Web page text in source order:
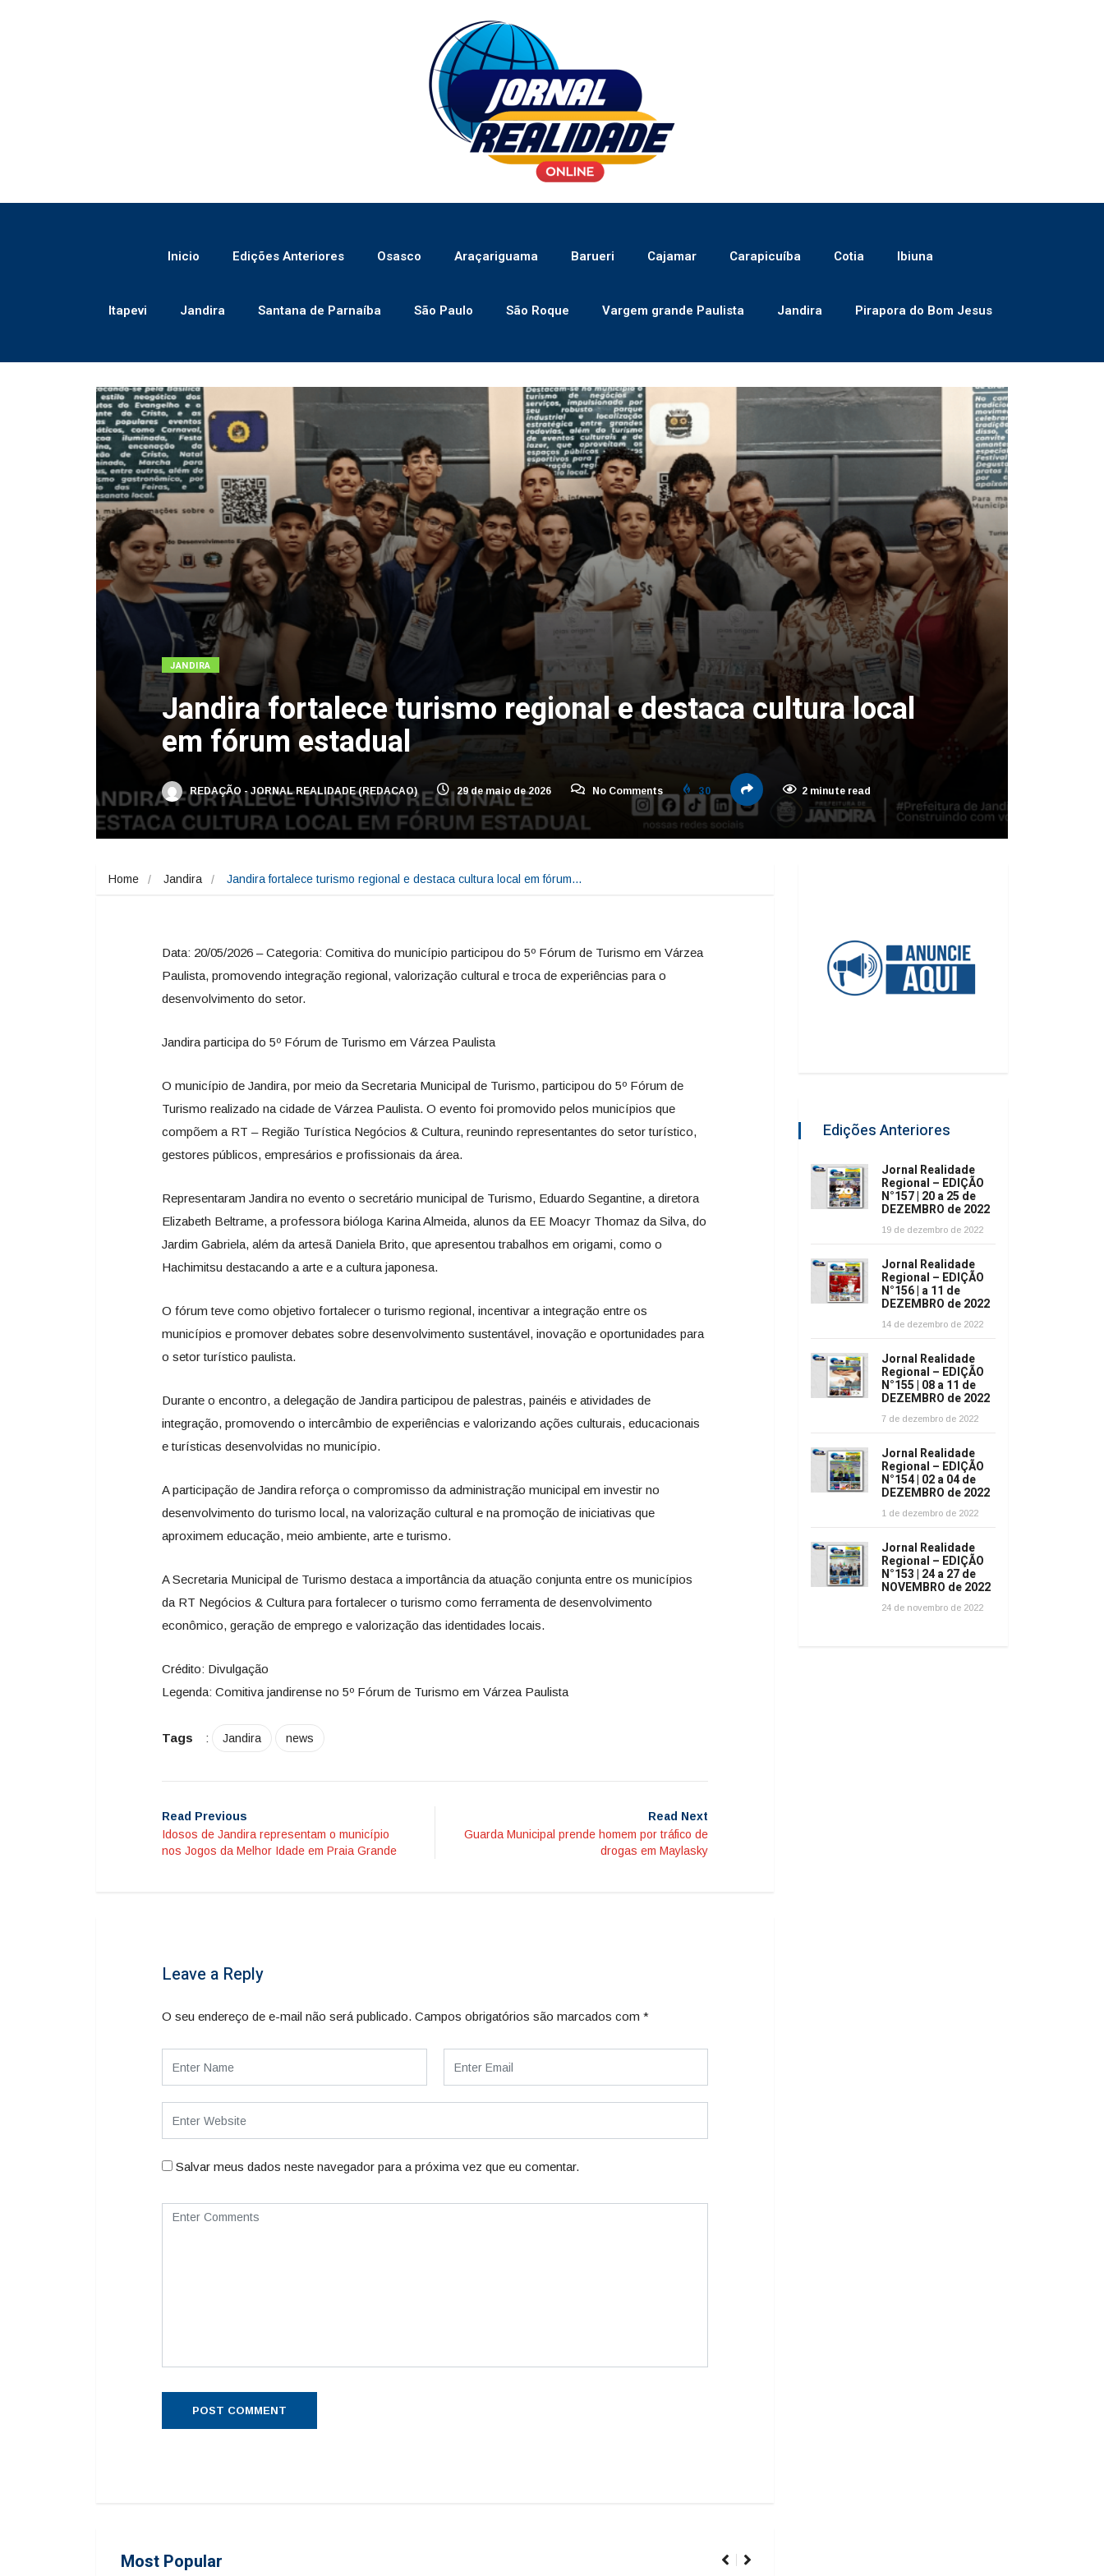
Inicio Edições Anteriores Osasco Araçariguama Barueri Cajamar Carapicuíba Cotia Ibiuna
Itapevi Jandira Santana de Parnaíba São Paulo São Roque Vargem grande Paulista Jandira Pirapora do Bom Jesus
JANDIRA
Jandira fortalece turismo regional e destaca cultura local
em fórum estadual
REDAÇÃO - JORNAL REALIDADE (REDACAO) 29 de maio de 2026 No Comments 30 2 minute read
Home Jandira Jandira fortalece turismo regional e destaca cultura local em fórum…
Data: 20/05/2026 – Categoria: Comitiva do município participou do 5º Fórum de Turismo em Várzea
Paulista, promovendo integração regional, valorização cultural e troca de experiências para o
desenvolvimento do setor.
Jandira participa do 5º Fórum de Turismo em Várzea Paulista
O município de Jandira, por meio da Secretaria Municipal de Turismo, participou do 5º Fórum de
Turismo realizado na cidade de Várzea Paulista. O evento foi promovido pelos municípios que
compõem a RT – Região Turística Negócios & Cultura, reunindo representantes do setor turístico,
gestores públicos, empresários e profissionais da área.
Representaram Jandira no evento o secretário municipal de Turismo, Eduardo Segantine, a diretora
Elizabeth Beltrame, a professora bióloga Karina Almeida, alunos da EE Moacyr Thomaz da Silva, do
Jardim Gabriela, além da artesã Daniela Brito, que apresentou trabalhos em origami, como o
Hachimitsu destacando a arte e a cultura japonesa.
O fórum teve como objetivo fortalecer o turismo regional, incentivar a integração entre os
municípios e promover debates sobre desenvolvimento sustentável, inovação e oportunidades para
o setor turístico paulista.
Durante o encontro, a delegação de Jandira participou de palestras, painéis e atividades de
integração, promovendo o intercâmbio de experiências e valorizando ações culturais, educacionais
e turísticas desenvolvidas no município.
A participação de Jandira reforça o compromisso da administração municipal em investir no
desenvolvimento do turismo local, na valorização cultural e na promoção de iniciativas que
aproximem educação, meio ambiente, arte e turismo.
A Secretaria Municipal de Turismo destaca a importância da atuação conjunta entre os municípios
da RT Negócios & Cultura para fortalecer o turismo como ferramenta de desenvolvimento
econômico, geração de emprego e valorização das identidades locais.
Crédito: Divulgação
Legenda: Comitiva jandirense no 5º Fórum de Turismo em Várzea Paulista
Tags : Jandira news
Read Previous
Idosos de Jandira representam o município
nos Jogos da Melhor Idade em Praia Grande
Read Next
Guarda Municipal prende homem por tráfico de
drogas em Maylasky
Leave a Reply
O seu endereço de e-mail não será publicado. Campos obrigatórios são marcados com *
Salvar meus dados neste navegador para a próxima vez que eu comentar.
Most Popular
Edições Anteriores
Jornal Realidade
Regional – EDIÇÃO
N°157 | 20 a 25 de
DEZEMBRO de 2022
19 de dezembro de 2022
Jornal Realidade
Regional – EDIÇÃO
N°156 | a 11 de
DEZEMBRO de 2022
14 de dezembro de 2022
Jornal Realidade
Regional – EDIÇÃO
N°155 | 08 a 11 de
DEZEMBRO de 2022
7 de dezembro de 2022
Jornal Realidade
Regional – EDIÇÃO
N°154 | 02 a 04 de
DEZEMBRO de 2022
1 de dezembro de 2022
Jornal Realidade
Regional – EDIÇÃO
N°153 | 24 a 27 de
NOVEMBRO de 2022
24 de novembro de 2022